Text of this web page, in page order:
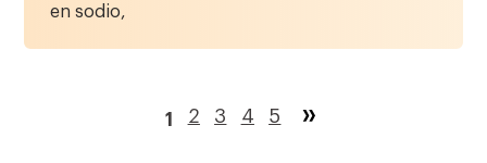
en sodio,
Paginación
Página
1 Página
2 Página
3 Página
4 Página
5